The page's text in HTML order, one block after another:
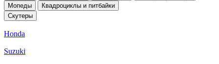
Мопеды
Квадроциклы и питбайки
Скутеры
Honda
Suzuki